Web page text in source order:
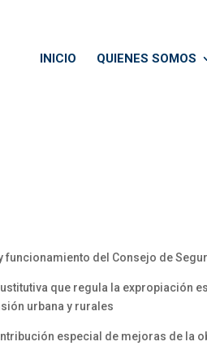
INICIO QUIENES SOMOS
del Consejo de
que regula la expropiación
urbana y rurales
especial de mejoras de la